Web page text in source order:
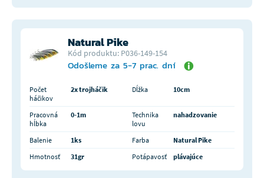
Natural Pike
Kód produktu: P036-149-154
Odošleme za 5-7 prac. dní
Počet
háčikov
2x trojháčik Dĺžka 10cm
Pracovná
hĺbka
0-1m
Technika
lovu
nahadzovanie
Balenie 1ks Farba
Natural Pike
Hmotnosť
31gr Potápavosť plávajúce